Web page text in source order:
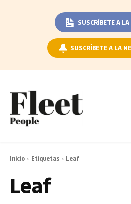
SUSCRÍBETE A
SUSCRÍBETE A LA
Inicio Etiquetas Leaf
Leaf